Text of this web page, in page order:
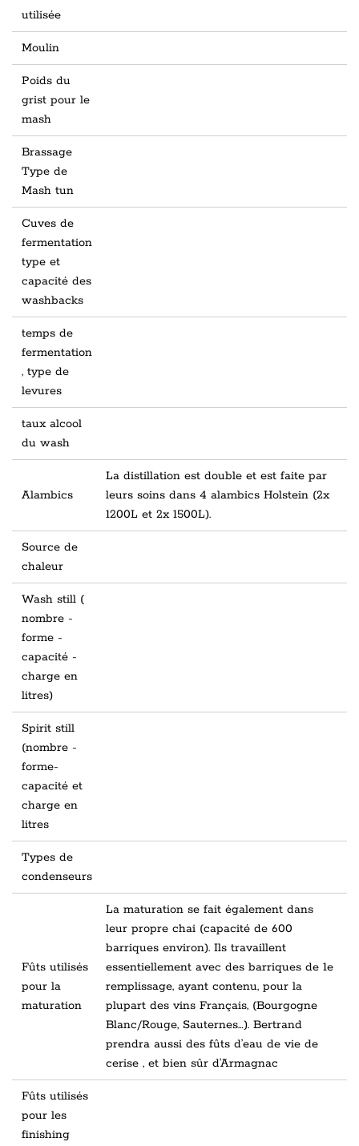
utilisée
Moulin
Poids du
grist pour le
mash
Brassage
Type de
Mash tun
Cuves de
fermentation
type et
capacité des
washbacks
temps de
fermentation
, type de
levures
taux alcool
du wash
Alambics
La distillation est double et est faite par
leurs soins dans 4 alambics Holstein (2x
1200L et 2x 1500L).
Source de
chaleur
Wash still (
nombre -
forme -
capacité -
charge en
litres)
Spirit still
(nombre -
forme-
capacité et
charge en
litres
Types de
condenseurs
Fûts utilisés
pour la
maturation
La maturation se fait également dans
leur propre chai (capacité de 600
barriques environ). Ils travaillent
essentiellement avec des barriques de 1e
remplissage, ayant contenu, pour la
plupart des vins Français, (Bourgogne
Blanc/Rouge, Sauternes…). Bertrand
prendra aussi des fûts d’eau de vie de
cerise , et bien sûr d’Armagnac
Fûts utilisés
pour les
finishing